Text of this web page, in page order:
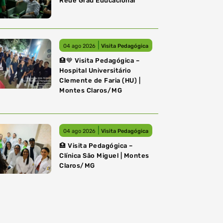
04 ago 2026 Visita Pedagógica
🏥💙 Visita Pedagógica –
Hospital Universitário
Clemente de Faria (HU) |
Montes Claros/MG
04 ago 2026 Visita Pedagógica
🏥 Visita Pedagógica –
Clínica São Miguel | Montes
Claros/MG